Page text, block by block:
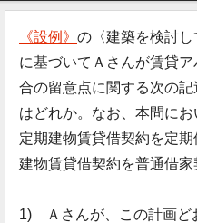
《設例》 の〈建築を検討し
に基づいてＡさんが賃貸
合の留意点に関する次の
はどれか。なお、本問に
定期建物賃貸借契約を定
建物賃貸借契約を普通借家
1) Ａさんが、この計画ど